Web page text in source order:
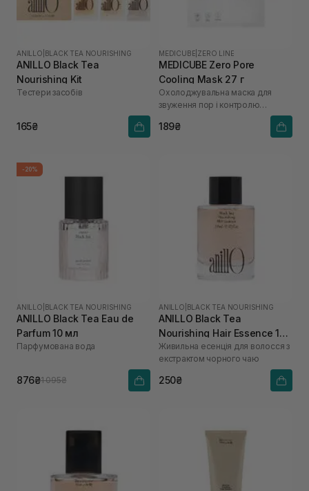
ANILLO BLACK TEA NOURISHING
ANILLO Black Tea
Nourishing Kit
Тестери засобів
165₴
MEDICUBE ZERO LINE
MEDICUBE Zero Pore
Cooling Mask 27 г
Охолоджувальна маска для
звуження пор і контролю
189₴
-20%
ANILLO BLACK TEA NOURISHING
ANILLO Black Tea Eau de
Parfum 10 мл
Парфумована вода
876₴1 095₴
ANILLO BLACK TEA NOURISHING
ANILLO Black Tea
Nourishing Hair Essence 10
мл
Живильна есенція для волосся з
екстрактом чорного чаю
250₴